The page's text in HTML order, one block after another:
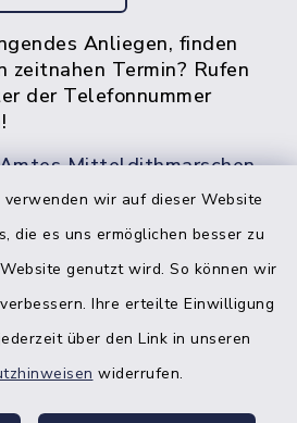
verwenden wir auf dieser Website
die es uns ermöglichen besser zu
genutzt wird. So können wir
Ihre erteilte Einwilligung
über den Link in unseren
widerrufen.
Anliegen, finden
zeitnahen Termin? Rufen
der Telefonnummer
Mitteldithmarschen